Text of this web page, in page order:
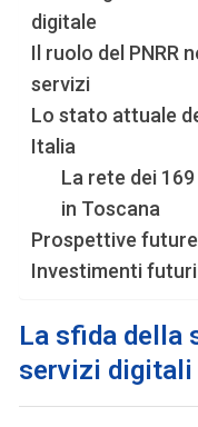
digitale
Il ruolo del PNRR
servizi
Lo stato attuale
Italia
La rete dei
in Toscana
Prospettive
Investimenti
La sfida della
servizi digitali